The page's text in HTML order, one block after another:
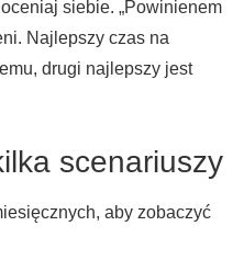
siebie. „Powinienem
Najlepszy czas na
drugi najlepszy jest
scenariuszy
aby zobaczyć